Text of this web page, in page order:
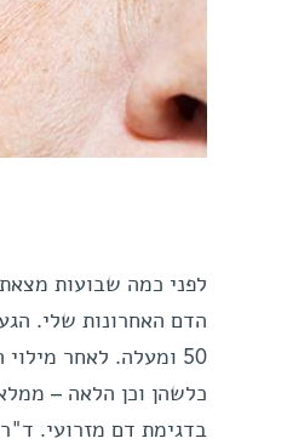
לפני כמה שבועות
הדם האחרונות שלי.
50 ומעלה. לאחר
כלשהן וכן הלאה –
בדגימת דם מזרועי.